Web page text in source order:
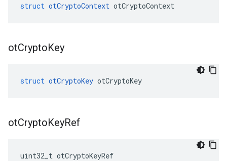
struct otCryptoContext otCryptoContext
otCryptoKey
struct otCryptoKey otCryptoKey
otCryptoKeyRef
uint32_t otCryptoKeyRef